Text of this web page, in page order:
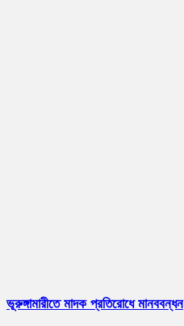
ভূরুঙ্গামারীতে মাদক প্রতিরোধে মানববন্ধন